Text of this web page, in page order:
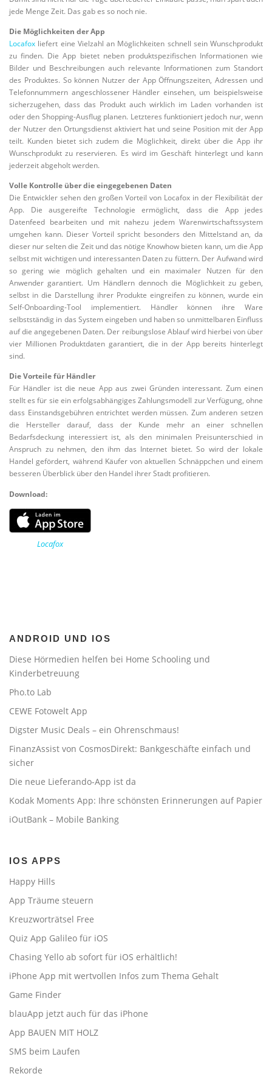
jede Menge Zeit. Das gab es so noch nie.
Die Möglichkeiten der App
Locafox liefert eine Vielzahl an Möglichkeiten schnell sein Wunschprodukt
zu finden. Die App bietet neben produktspezifischen Informationen wie
Bilder und Beschreibungen auch relevante Informationen zum Standort
des Produktes. So können Nutzer der App Öffnungszeiten, Adressen und
Telefonnummern angeschlossener Händler einsehen, um beispielsweise
sicherzugehen, dass das Produkt auch wirklich im Laden vorhanden ist
oder den Shopping-Ausflug planen. Letzteres funktioniert jedoch nur, wenn
der Nutzer den Ortungsdienst aktiviert hat und seine Position mit der App
teilt. Kunden bietet sich zudem die Möglichkeit, direkt über die App ihr
Wunschprodukt zu reservieren. Es wird im Geschäft hinterlegt und kann
jederzeit abgeholt werden.
Volle Kontrolle über die eingegebenen Daten
Die Entwickler sehen den großen Vorteil von Locafox in der Flexibilität der
App. Die ausgereifte Technologie ermöglicht, dass die App jedes
Datenfeed bearbeiten und mit nahezu jedem Warenwirtschaftssystem
umgehen kann. Dieser Vorteil spricht besonders den Mittelstand an, da
dieser nur selten die Zeit und das nötige Knowhow bieten kann, um die App
selbst mit wichtigen und interessanten Daten zu füttern. Der Aufwand wird
so gering wie möglich gehalten und ein maximaler Nutzen für den
Anwender garantiert. Um Händlern dennoch die Möglichkeit zu geben,
selbst in die Darstellung ihrer Produkte eingreifen zu können, wurde ein
Self-Onboarding-Tool implementiert. Händler können ihre Ware
selbstständig in das System eingeben und haben so unmittelbaren Einfluss
auf die angegebenen Daten. Der reibungslose Ablauf wird hierbei von über
vier Millionen Produktdaten garantiert, die in der App bereits hinterlegt
sind.
Die Vorteile für Händler
Für Händler ist die neue App aus zwei Gründen interessant. Zum einen
stellt es für sie ein erfolgsabhängiges Zahlungsmodell zur Verfügung, ohne
dass Einstandsgebühren entrichtet werden müssen. Zum anderen setzen
die Hersteller darauf, dass der Kunde mehr an einer schnellen
Bedarfsdeckung interessiert ist, als den minimalen Preisunterschied in
Anspruch zu nehmen, den ihm das Internet bietet. So wird der lokale
Handel gefördert, während Käufer von aktuellen Schnäppchen und einem
besseren Überblick über den Handel ihrer Stadt profitieren.
Download:
Locafox
ANDROID UND IOS
Diese Hörmedien helfen bei Home Schooling und
Kinderbetreuung
Pho.to Lab
CEWE Fotowelt App
Digster Music Deals – ein Ohrenschmaus!
FinanzAssist von CosmosDirekt: Bankgeschäfte einfach und
sicher
Die neue Lieferando-App ist da
Kodak Moments App: Ihre schönsten Erinnerungen auf Papier
iOutBank – Mobile Banking
IOS APPS
Happy Hills
App Träume steuern
Kreuzworträtsel Free
Quiz App Galileo für iOS
Chasing Yello ab sofort für iOS erhältlich!
iPhone App mit wertvollen Infos zum Thema Gehalt
Game Finder
blauApp jetzt auch für das iPhone
App BAUEN MIT HOLZ
SMS beim Laufen
Rekorde